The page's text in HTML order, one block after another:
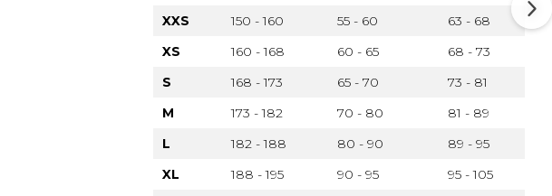
XXS 150 - 160 55 - 60
63 - 68
XS
160 - 168 60 - 65
68 - 73
S
168 - 173 65 - 70
73 - 81
M
173 - 182 70 - 80
81 - 89
L
182 - 188 80 - 90
89 - 95
XL
188 - 195 90 - 95
95 - 105